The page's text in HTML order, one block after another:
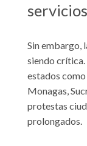
servicios
Sin embargo,
siendo crítica.
estados
Monagas,
protestas
prolongados.